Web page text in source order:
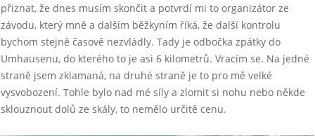
přiznat, že dnes musím skončit a potvrdí mi to organizátor ze
závodu, který mně a dalším běžkyním říká, že další kontrolu
bychom stejně časově nezvládly. Tady je odbočka zpátky do
Umhausenu, do kterého to je asi 6 kilometrů. Vracím se. Na jedné
straně jsem zklamaná, na druhé straně je to pro mě velké
vysvobození. Tohle bylo nad mé síly a zlomit si nohu nebo někde
sklouznout dolů ze skály, to nemělo určitě cenu.